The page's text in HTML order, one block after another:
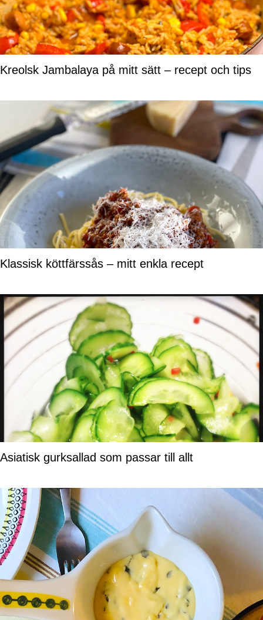
Kreolsk Jambalaya på mitt sätt – recept och tips
Klassisk köttfärssås – mitt enkla recept
Asiatisk gurksallad som passar till allt